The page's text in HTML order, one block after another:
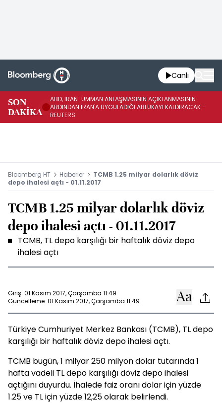
Canlı
SON
DAKİKA
ABD, İRAN-UMMAN ANLAŞMASININ AÇIKLANMASININ
ARDINDAN İRAN'A UYGULADIĞI ABLUKAYI KALDIRACAK -
REUTERS
Bloomberg HT Haberler
TCMB 1.25 milyar dolarlık döviz
depo ihalesi açtı - 01.11.2017
TCMB 1.25 milyar dolarlık döviz
depo ihalesi açtı - 01.11.2017
TCMB, TL depo karşılığı bir haftalık döviz depo
ihalesi açtı
Giriş: 01 Kasım 2017, Çarşamba 11:49
Güncelleme: 01 Kasım 2017, Çarşamba 11:49
Türkiye Cumhuriyet Merkez Bankası (TCMB), TL depo
karşılığı bir haftalık döviz depo ihalesi açtı.
TCMB bugün, 1 milyar 250 milyon dolar tutarında 1
hafta vadeli TL depo karşılığı döviz depo ihalesi
açtığını duyurdu. İhalede faiz oranı dolar için yüzde
1.25 ve TL için yüzde 12,25 olarak belirlendi.